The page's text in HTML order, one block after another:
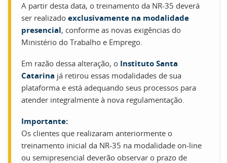
A partir desta data, o treinamento da NR-35 deverá
ser realizado exclusivamente na modalidade
presencial, conforme as novas exigências do
Ministério do Trabalho e Emprego.
Em razão dessa alteração, o Instituto Santa
Catarina já retirou essas modalidades de sua
plataforma e está adequando seus processos para
atender integralmente à nova regulamentação.
Importante:
Os clientes que realizaram anteriormente o
treinamento inicial da NR-35 na modalidade on-line
ou semipresencial deverão observar o prazo de